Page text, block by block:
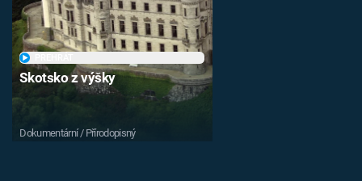
Skotsko z výšky
Dokumentární / Přírodopisný